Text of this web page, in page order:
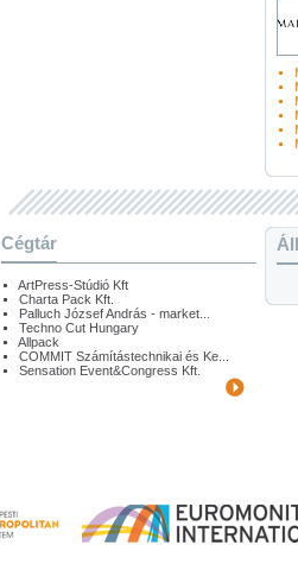
Cégtár
ArtPress-Stúdió Kft
Charta Pack Kft.
Palluch József András - market...
Techno Cut Hungary
Allpack
COMMIT Számítástechnikai és Ke...
Sensation Event&Congress Kft.